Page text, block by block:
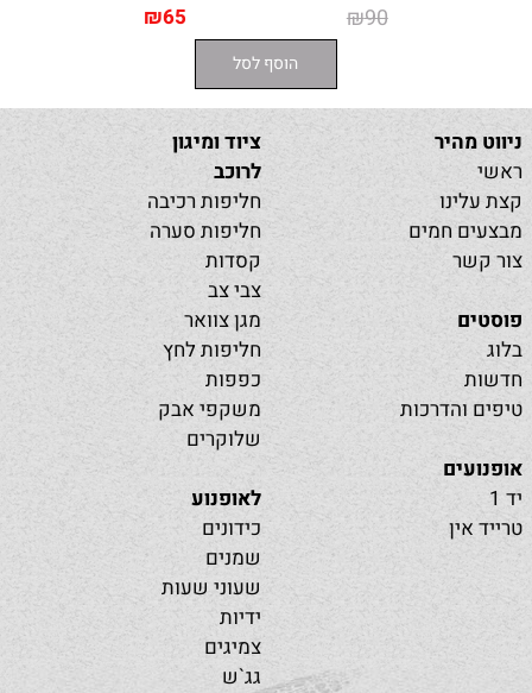
₪90
₪65
הוסף לסל
ניווט מהיר
ראשי
קצת עלינו
מבצעים חמים
צור קשר
פוסטים
בלוג
חדשות
טיפים והדרכות
אופנועים
יד 1
טרייד אין
ציוד ומיגון
לרוכב
חליפות רכיבה
חליפות סערה
קסדות
צבי צב
מגן צוואר
חליפות לחץ
כפפות
משקפי אבק
שלוקרים
לאופנוע
כידונים
שמנים
שעוני שעות
ידיות
צמיגים
גג`ש